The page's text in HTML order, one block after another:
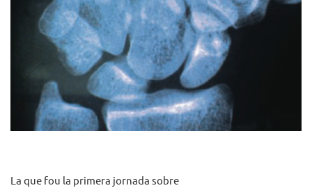
La que fou la primera jornada sobre